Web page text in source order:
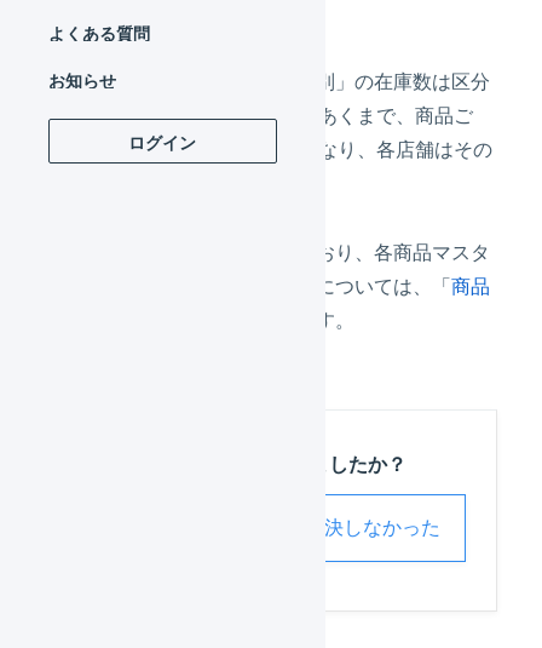
よくある質問
お知らせ
ログイン
LOGILESSでは、「店舗別」の在庫数は区分
管理されておりません。あくまで、商品ご
と、倉庫ごとの在庫数となり、各店舗はその
店舗ごとに在庫連携を行なっており、各商品マスタ
で在庫数がいくつ送信されるかについては、「商品
」メニューで確認できます。
この記事は役に立ちましたか？
解決しなかった